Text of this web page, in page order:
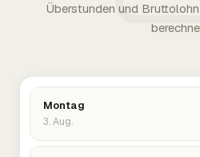
Überstunden und
Montag
3. Aug.